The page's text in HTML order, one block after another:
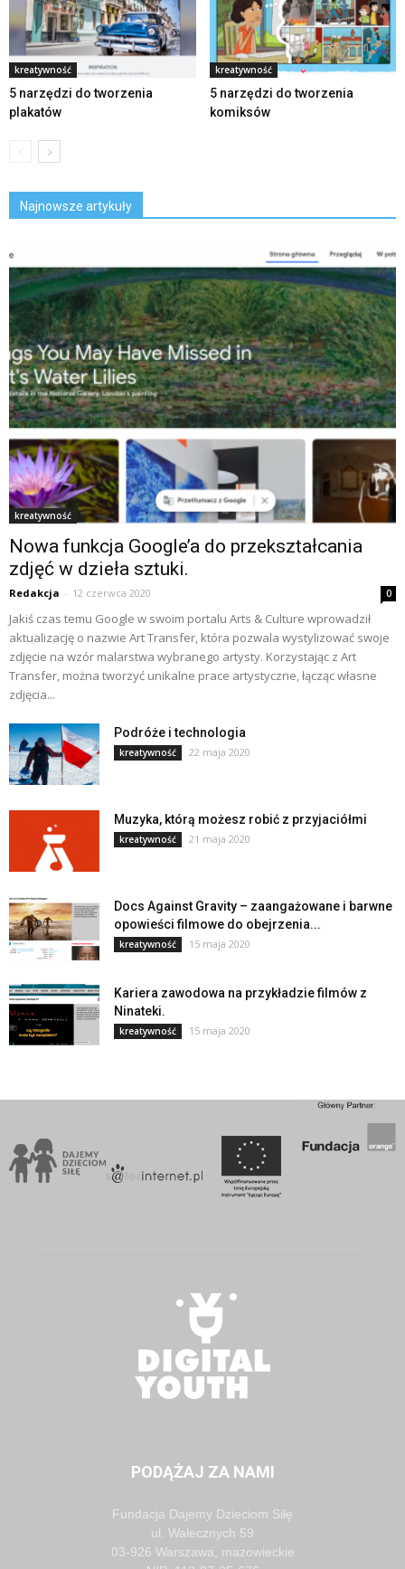
kreatywność
5 narzędzi do tworzenia
plakatów
kreatywność
5 narzędzi do tworzenia
komiksów
Najnowsze artykuły
kreatywność
Nowa funkcja Google’a do przekształcania
zdjęć w dzieła sztuki.
Redakcja - 12 czerwca 2020 0
Jakiś czas temu Google w swoim portalu Arts & Culture wprowadził
aktualizację o nazwie Art Transfer, która pozwala wystylizować swoje
zdjęcie na wzór malarstwa wybranego artysty. Korzystając z Art
Transfer, można tworzyć unikalne prace artystyczne, łącząc własne
zdjęcia...
Podróże i technologia
kreatywność 22 maja 2020
Muzyka, którą możesz robić z przyjaciółmi
kreatywność 21 maja 2020
Docs Against Gravity – zaangażowane i barwne
opowieści filmowe do obejrzenia...
kreatywność 15 maja 2020
Kariera zawodowa na przykładzie filmów z
Ninateki.
kreatywność 15 maja 2020
PODĄŻAJ ZA NAMI
Fundacja Dajemy Dzieciom Siłę
ul. Walecznych 59
03-926 Warszawa, mazowieckie